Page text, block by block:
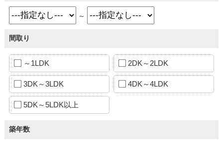
～
間取り
～1LDK 2DK～2LDK
3DK～3LDK 4DK～4LDK
5DK～5LDK以上
築年数